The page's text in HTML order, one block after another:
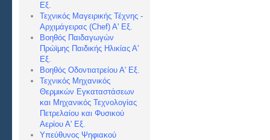
Εξ.
Τεχνικός Μαγειρικής Τέχνης -
Αρχιμάγειρας (Chef) Α' Εξ.
Βοηθός Παιδαγωγών
Πρώϊμης Παιδικής Ηλικίας Α'
Εξ.
Βοηθός Οδοντιατρείου Α' Εξ.
Τεχνικός Μηχανικός
Θερμικών Εγκαταστάσεων
και Μηχανικός Τεχνολογίας
Πετρελαίου και Φυσικού
Αερίου Α' Εξ.
Υπεύθυνος Ψηφιακού